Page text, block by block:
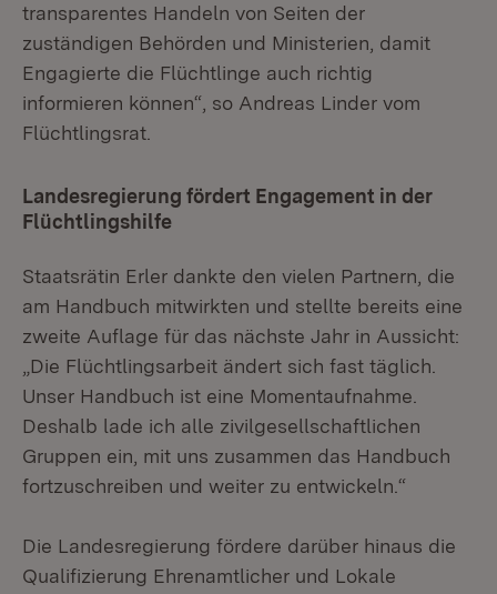
transparentes Handeln von Seiten der
zuständigen Behörden und Ministerien, damit
Engagierte die Flüchtlinge auch richtig
informieren können“, so Andreas Linder vom
Flüchtlingsrat.
Landesregierung fördert Engagement in der
Flüchtlingshilfe
Staatsrätin Erler dankte den vielen Partnern, die
am Handbuch mitwirkten und stellte bereits eine
zweite Auflage für das nächste Jahr in Aussicht:
„Die Flüchtlingsarbeit ändert sich fast täglich.
Unser Handbuch ist eine Momentaufnahme.
Deshalb lade ich alle zivilgesellschaftlichen
Gruppen ein, mit uns zusammen das Handbuch
fortzuschreiben und weiter zu entwickeln.“
Die Landesregierung fördere darüber hinaus die
Qualifizierung Ehrenamtlicher und Lokale